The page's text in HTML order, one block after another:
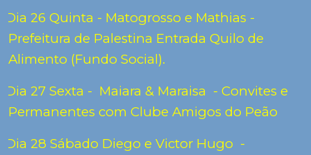
Dia 26 Quinta - Matogrosso e Mathias -
Prefeitura de Palestina Entrada Quilo de
Alimento (Fundo Social).
Dia 27 Sexta - Maiara & Maraisa - Convites e
Permanentes com Clube Amigos do Peão
Dia 28 Sábado Diego e Victor Hugo -